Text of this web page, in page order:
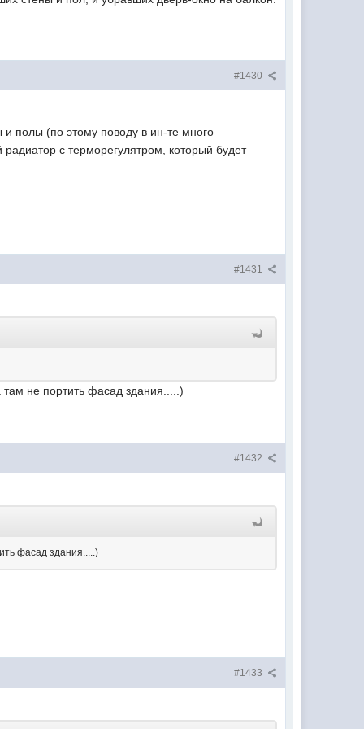
#1430
и полы (по этому поводу в ин-те много
с терморегулятром, который будет
#1431
не портить фасад здания.....)
#1432
фасад здания.....)
#1433